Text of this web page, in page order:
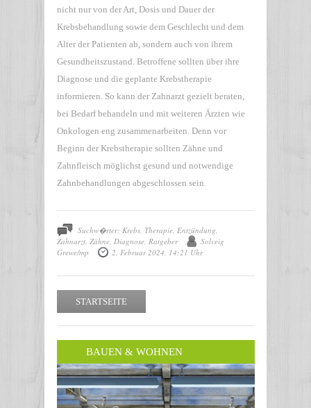
nicht nur von der Art, Dosis und Dauer der
Krebsbehandlung sowie dem Geschlecht und dem
Alter der Patienten ab, sondern auch von ihrem
Gesundheitszustand. Betroffene sollten über ihre
Diagnose und die geplante Krebstherapie
informieren. So kann der Zahnarzt gezielt beraten,
bei Bedarf behandeln und mit weiteren Ärzten wie
Onkologen eng zusammenarbeiten. Denn vor
Beginn der Krebstherapie sollten Zähne und
Zahnfleisch möglichst gesund und notwendige
Zahnbehandlungen abgeschlossen sein.
Suchw�rter: Krebs, Therapie, Entzündung,
Zahnarzt, Zähne, Diagnose, Ratgeber
Solveig
Grewe/mp
2. Februar 2024, 14:21 Uhr
STARTSEITE
BAUEN & WOHNEN